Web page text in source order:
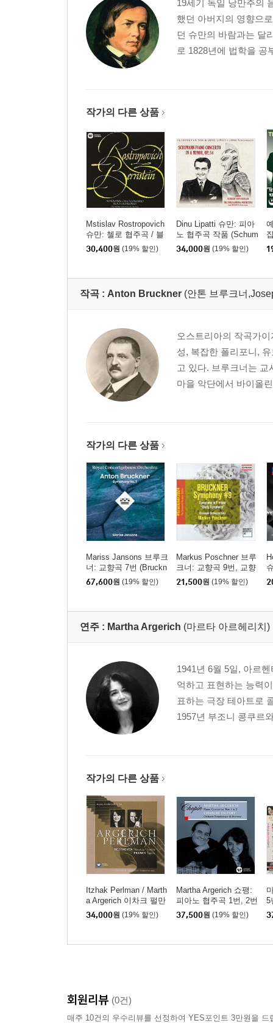
19세기 독일 낭만주의
했던 아버지의 영향으
던 슈만의 바람과는 달
로 1828년에 법학을 공
작가의 다른 상품
Mstislav Rostropovich
슈만: 첼로 협주곡 / 블
로흐: 슐로모 (Schuma
nn: Cello Concerto / Bl
30,400원 (19% 할인)
Dinu Lipatti 슈만: 피아
노 협주곡 작품 (Schum
ann: Piano concerto)
[UHQCD]
34,000원 (19% 할인)
작곡 : Anton Bruckner (안톤 브루크너
오스트리아의 작곡가
성, 복잡한 폴리포니,
고 있다. 브루크너는
마을 악단에서 바이올
작가의 다른 상품
Mariss Jansons 브루크
너: 교향곡 7번 (Bruckn
er: Symphony No.7) [2
LP]
67,600원 (19% 할인)
Markus Poschner 브루
크너: 교향곡 9번, 교향
곡 F단조 ‘습작 교향곡’
(Bruckner: Symphony
21,500원 (19% 할인)
s)
연주 : Martha Argerich (마르타 아르헤리치)
1941년 6월 5일, 아르
억하고 표현하는 능력
표하는 극장 테아트로
1957년 부조니 콩쿠르
작가의 다른 상품
Itzhak Perlman / Marth
a Argerich 이차크 펄만
57집 - 베토벤: 크로이
처 소나타 / 프랑크: 바
34,000원 (19% 할인)
Martha Argerich 쇼팽:
피아노 협주곡 1번, 2번
(Chopin: Piano Concert
os Nos. 1 & 2) [SACD
37,500원 (19% 할인)
5
회원리뷰 (0건)
매주 10건의 우수리뷰를 선정하여 YES포인트 3만원을 드